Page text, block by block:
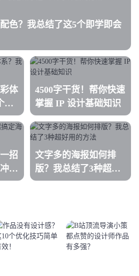
色？我总结了这5个即学即会
体
方
4500字干货！帮你快速
掌握 IP 设计基础知识
招
击
文字多的海报如何排
版？我总结了3种超好
用的方法